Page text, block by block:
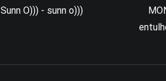
Sunn O))) - sunn o)))